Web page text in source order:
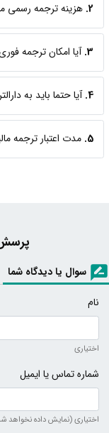
2. هزینه ترجمه رسمی
3. آیا امکان ترجمه
4. آیا حتما باید به
5. مدت اعتبار ترجمه
سوال یا دیدگاه شما
نام
اختیاری
شماره تماس یا ایمیل
اختیاری (نمایش داده نخواهد